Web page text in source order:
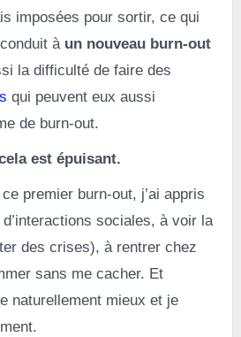
imposées pour sortir, ce qui
à un nouveau burn-out
la difficulté de faire des
qui peuvent eux aussi
de burn-out.
est épuisant.
premier burn-out, j’ai appris
sociales, à voir la
des crises), à rentrer chez
sans me cacher. Et
naturellement mieux et je